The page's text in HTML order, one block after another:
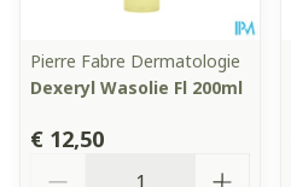
Pierre Fabre Dermatologie
Dexeryl Wasolie Fl 200ml
€ 12,50